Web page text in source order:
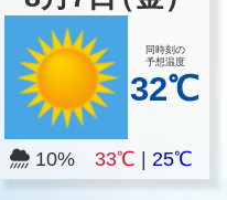
同時刻の
予想温度
32℃
10%33℃ |25℃